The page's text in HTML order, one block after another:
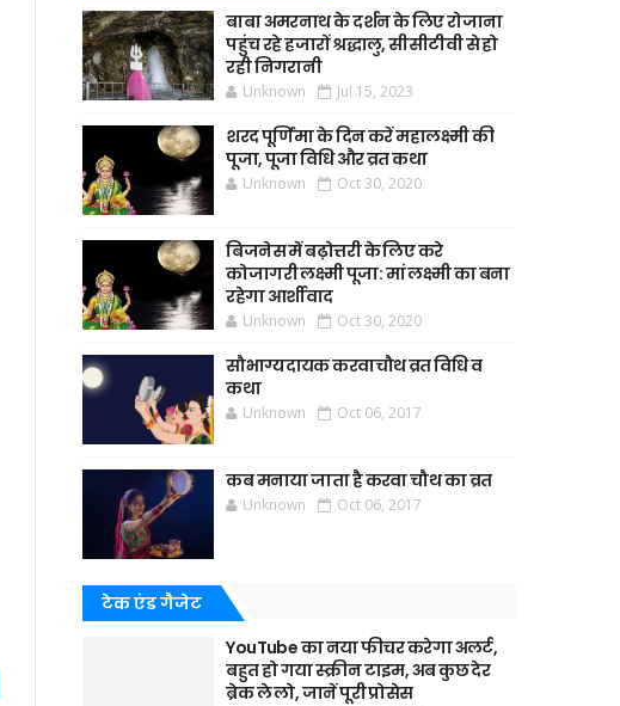
बाबा अमरनाथ के दर्शन के लिए रोजाना
पहुंच रहे हजारों श्रद्धालु, सीसीटीवी से हो
रही निगरानी
Unknown Jul 15, 2023
शरद पूर्णिमा के दिन करें महालक्ष्मी की
पूजा, पूजा विधि और व्रत कथा
Unknown Oct 30, 2020
बिजनेस में बढ़ोत्तरी के लिए करे
कोजागरी लक्ष्मी पूजा: मां लक्ष्मी का बना
रहेगा आर्शीवाद
Unknown Oct 30, 2020
सौभाग्यदायक करवाचौथ व्रत विधि व
कथा
Unknown Oct 06, 2017
कब मनाया जाता है करवा चौथ का व्रत
Unknown Oct 06, 2017
टेक एंड गैजेट
YouTube का नया फीचर करेगा अलर्ट,
बहुत हो गया स्क्रीन टाइम, अब कुछ देर
ब्रेक ले लो, जानें पूरी प्रोसेस